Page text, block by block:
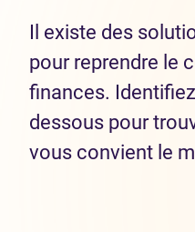
Il existe des
pour reprendre le
finances.
dessous pour
vous convient le